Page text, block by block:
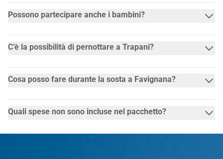
Possono partecipare anche i bambini?
C’è la possibilità di pernottare a Trapani?
Cosa posso fare durante la sosta a Favignana?
Quali spese non sono incluse nel pacchetto?